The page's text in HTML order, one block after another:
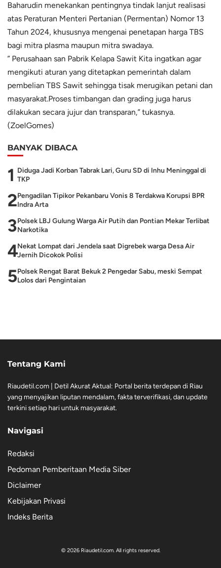
Baharudin menekankan pentingnya tindak lanjut realisasi
atas Peraturan Menteri Pertanian (Permentan) Nomor 13
Tahun 2024, khususnya mengenai penetapan harga TBS
bagi mitra plasma maupun mitra swadaya.
” Perusahaan san Pabrik Kelapa Sawit Kita ingatkan agar
mengikuti aturan yang ditetapkan pemerintah dalam
pembelian TBS Sawit sehingga tisak merugikan petani dan
masyarakat.Proses timbangan dan grading juga harus
dilakukan secara jujur dan transparan,” tukasnya.
(ZoelGomes)
BANYAK DIBACA
1 Diduga Jadi Korban Tabrak Lari, Guru SD di Inhu Meninggal di
TKP
2Pengadilan Tipikor Pekanbaru Vonis 8 Terdakwa Korupsi BPR
Indra Arta
3Polsek LBJ Gulung Warga Air Putih dan Pontian Mekar Terlibat
Narkotika
4Nekat Lompat dari Jendela saat Digrebek warga Desa Air
Jernih Dicokok Polisi
5Polsek Rengat Barat Bekuk 2 Pengedar Sabu, meski Sempat
Lolos dari Pengintaian
Tentang Kami
Riaudetil.com | Detil Akurat Aktual: Portal berita terdepan di Riau
yang menyajikan liputan mendalam, fakta terverifikasi, dan update
terkini setiap hari untuk masyarakat.
Navigasi
Redaksi
Pedoman Pemberitaan Media Siber
Diclaimer
Kebijakan Privasi
Indeks Berita
© 2026 Riaudetil.com. All rights reserved.